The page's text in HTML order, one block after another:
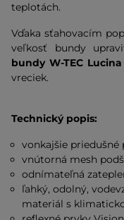
teplotách.
Vďaka sťahovacím
veľkosť bundy
bundy W-TEC Lucina
vreciek.
Technický popis:
vonkajšie priedušné
vnútorná mesh
odnímateľná
ľahký, odolný,
materiál s